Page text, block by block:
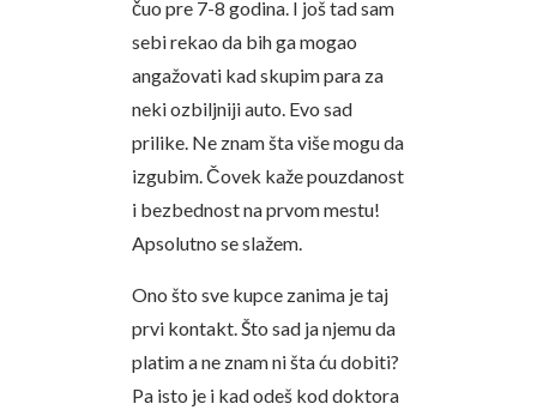
čuo pre 7-8 godina. I još tad sam
sebi rekao da bih ga mogao
angažovati kad skupim para za
neki ozbiljniji auto. Evo sad
prilike. Ne znam šta više mogu da
izgubim. Čovek kaže pouzdanost
i bezbednost na prvom mestu!
Apsolutno se slažem.
Ono što sve kupce zanima je taj
prvi kontakt. Što sad ja njemu da
platim a ne znam ni šta ću dobiti?
Pa isto je i kad odeš kod doktora